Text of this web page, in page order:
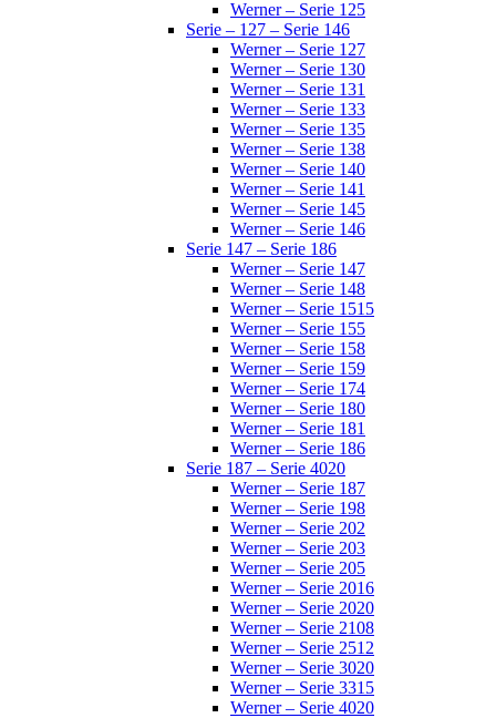
Werner – Serie 125
Serie – 127 – Serie 146
Werner – Serie 127
Werner – Serie 130
Werner – Serie 131
Werner – Serie 133
Werner – Serie 135
Werner – Serie 138
Werner – Serie 140
Werner – Serie 141
Werner – Serie 145
Werner – Serie 146
Serie 147 – Serie 186
Werner – Serie 147
Werner – Serie 148
Werner – Serie 1515
Werner – Serie 155
Werner – Serie 158
Werner – Serie 159
Werner – Serie 174
Werner – Serie 180
Werner – Serie 181
Werner – Serie 186
Serie 187 – Serie 4020
Werner – Serie 187
Werner – Serie 198
Werner – Serie 202
Werner – Serie 203
Werner – Serie 205
Werner – Serie 2016
Werner – Serie 2020
Werner – Serie 2108
Werner – Serie 2512
Werner – Serie 3020
Werner – Serie 3315
Werner – Serie 4020